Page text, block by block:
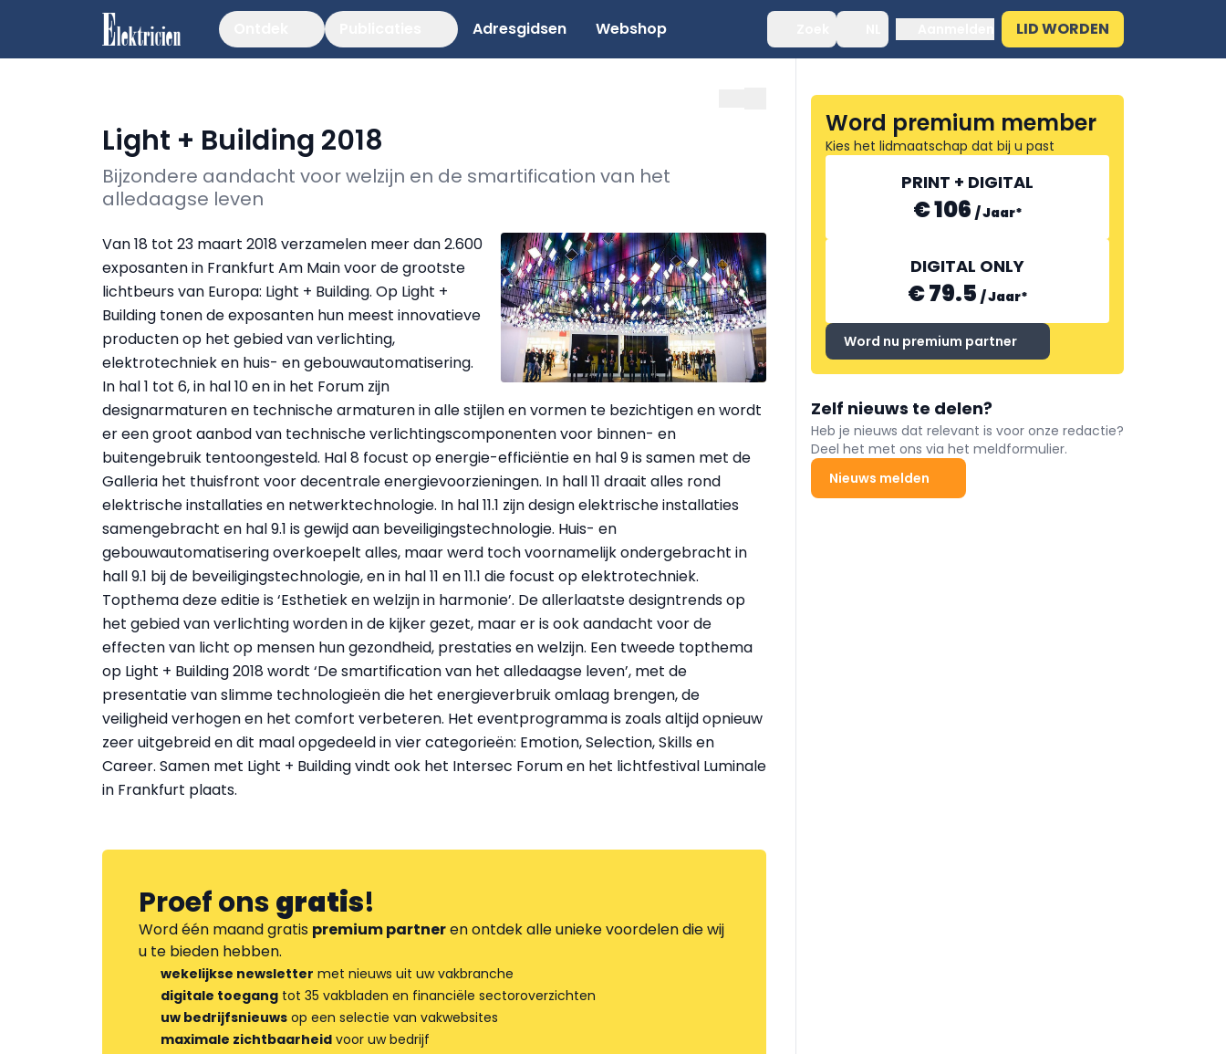
Adresgidsen Webshop LID WORDEN
Light + Building 2018
Bijzondere aandacht voor welzijn en de smartification van het
alledaagse leven
Van 18 tot 23 maart 2018 verzamelen meer dan 2.600
exposanten in Frankfurt Am Main voor de grootste
lichtbeurs van Europa: Light + Building. Op Light +
Building tonen de exposanten hun meest innovatieve
producten op het gebied van verlichting,
elektrotechniek en huis- en gebouwautomatisering.
In hal 1 tot 6, in hal 10 en in het Forum zijn
designarmaturen en technische armaturen in alle stijlen en vormen te bezichtigen en wordt
er een groot aanbod van technische verlichtingscomponenten voor binnen- en
buitengebruik tentoongesteld. Hal 8 focust op energie-efficiëntie en hal 9 is samen met de
Galleria het thuisfront voor decentrale energievoorzieningen. In hall 11 draait alles rond
elektrische installaties en netwerktechnologie. In hal 11.1 zijn design elektrische installaties
samengebracht en hal 9.1 is gewijd aan beveiligingstechnologie. Huis- en
gebouwautomatisering overkoepelt alles, maar werd toch voornamelijk ondergebracht in
hall 9.1 bij de beveiligingstechnologie, en in hal 11 en 11.1 die focust op elektrotechniek.
Topthema deze editie is ‘Esthetiek en welzijn in harmonie’. De allerlaatste designtrends op
het gebied van verlichting worden in de kijker gezet, maar er is ook aandacht voor de
effecten van licht op mensen hun gezondheid, prestaties en welzijn. Een tweede topthema
op Light + Building 2018 wordt ‘De smartification van het alledaagse leven’, met de
presentatie van slimme technologieën die het energieverbruik omlaag brengen, de
veiligheid verhogen en het comfort verbeteren. Het eventprogramma is zoals altijd opnieuw
zeer uitgebreid en dit maal opgedeeld in vier categorieën: Emotion, Selection, Skills en
Career. Samen met Light + Building vindt ook het Intersec Forum en het lichtfestival Luminale
in Frankfurt plaats.
Proef onsgratis!
Word één maand gratis premium partneren ontdek alle unieke voordelen die wij
u te bieden hebben.
wekelijkse newsletter met nieuws uit uw vakbranche
digitale toegang tot 35 vakbladen en financiële sectoroverzichten
uw bedrijfsnieuws op een selectie van vakwebsites
maximale zichtbaarheid voor uw bedrijf
Word premium member
Kies het lidmaatschap dat bij u past
PRINT + DIGITAL
€ 106 /Jaar*
DIGITAL ONLY
€ 79.5 /Jaar*
Word nu premium partner
Zelf nieuws te delen?
Heb je nieuws dat relevant is voor onze redactie?
Deel het met ons via het meldformulier.
Nieuws melden